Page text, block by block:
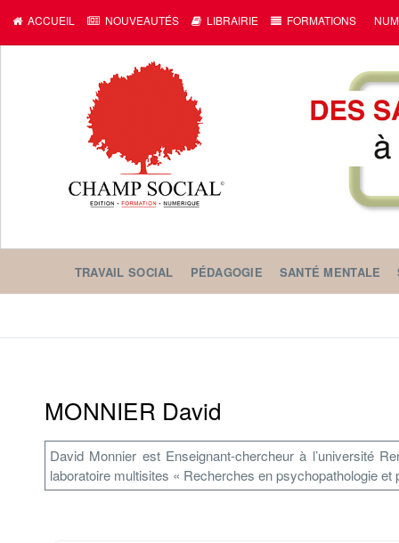
ACCUEIL NOUVEAUTÉS LIBRAIRIE FORMATIONS
TRAVAIL SOCIAL PÉDAGOGIE SANTÉ MENTALE
MONNIER David
David Monnier est Enseignant-chercheur à l’université
laboratoire multisites « Recherches en psychopathologie